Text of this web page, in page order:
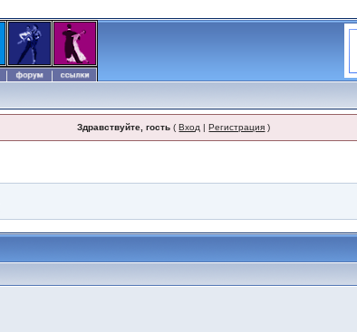
Здравствуйте, гость (Вход |Регистрация )